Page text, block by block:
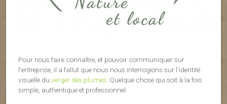
Pour nous faire connaître, et pouvoir communiquer sur
l’entreprise, il a fallut que nous nous interrogions sur l’identité
visuelle du verger des plumes . Quelque chose qui soit à la fois
simple, authentique et professionnel.